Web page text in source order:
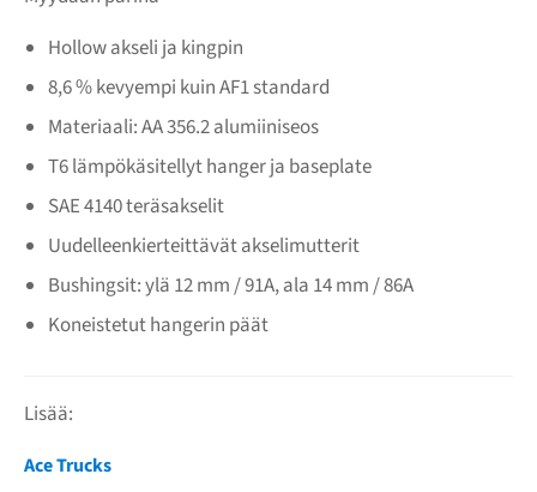
Hollow akseli ja kingpin
8,6 % kevyempi kuin AF1 standard
Materiaali: AA 356.2 alumiiniseos
T6 lämpökäsitellyt hanger ja baseplate
SAE 4140 teräsakselit
Uudelleenkierteittävät akselimutterit
Bushingsit: ylä 12 mm / 91A, ala 14 mm / 86A
Koneistetut hangerin päät
Lisää:
Ace Trucks